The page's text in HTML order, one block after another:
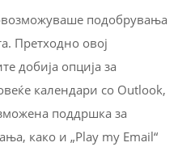
подобрувања
Претходно овој
добија опција за
календари со Outlook,
поддршка за
како и „Play my Email“